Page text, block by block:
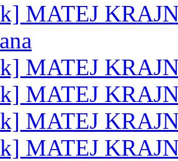
MATEJ
MATEJ
MATEJ
MATEJ
MATEJ